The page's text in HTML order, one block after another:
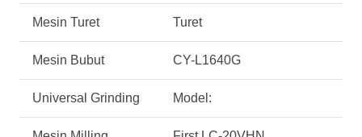
Mesin Turet Turet
Mesin Bubut CY-L1640G
Universal Grinding Model: